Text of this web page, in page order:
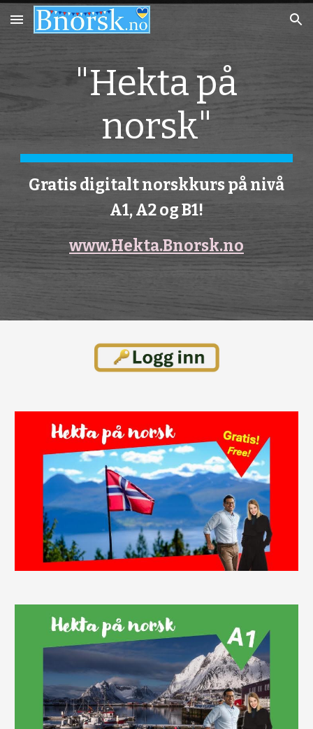
Skip to main content Skip to navigation
"Hekta på
norsk"
Gratis digitalt norskkurs på nivå
A1, A2 og B1!
www.Hekta.Bnorsk.no